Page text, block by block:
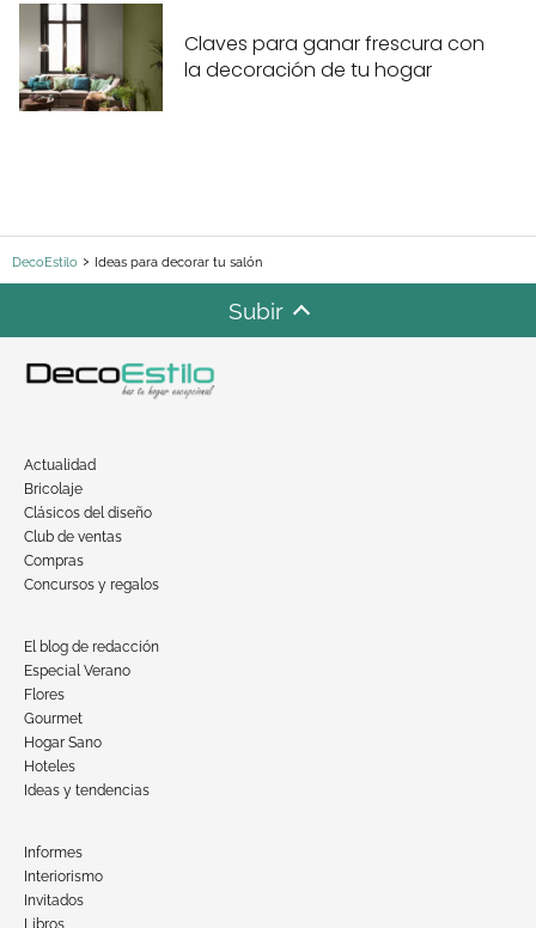
Claves para ganar frescura con
la decoración de tu hogar
DecoEstilo Ideas para decorar tu salón
Subir
Actualidad
Bricolaje
Clásicos del diseño
Club de ventas
Compras
Concursos y regalos
El blog de redacción
Especial Verano
Flores
Gourmet
Hogar Sano
Hoteles
Ideas y tendencias
Informes
Interiorismo
Invitados
Libros